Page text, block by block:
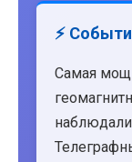
⚡
Самая